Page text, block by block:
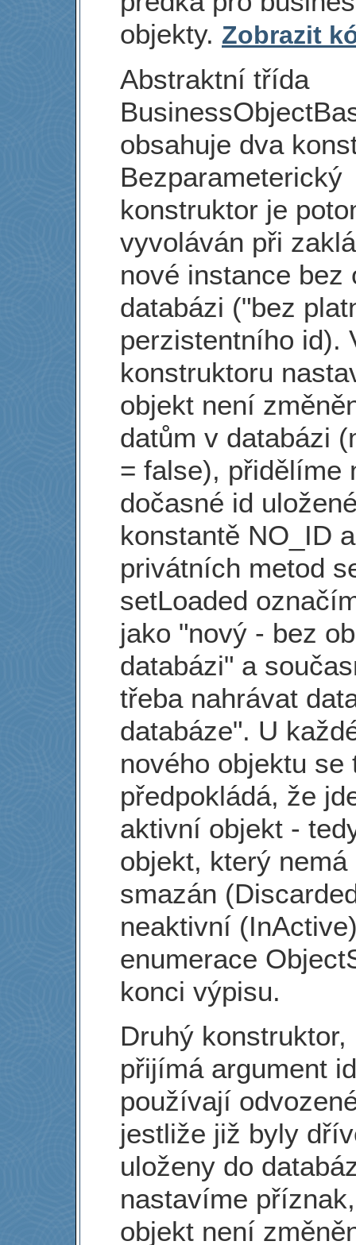
objekty. Zobrazit
Abstraktní třída
obsahuje dva
Bezparameterický
konstruktor je
vyvoláván při
nové instance bez
databázi ("bez
perzistentního id).
konstruktoru
objekt není
datům v databázi
= false), přidělíme
dočasné id
konstantě NO_ID
privátních metod
setLoaded
jako "nový - bez
databázi" a
třeba nahrávat
databáze". U
nového objektu se
předpokládá, že
aktivní objekt -
objekt, který
smazán
neaktivní
enumerace
konci výpisu.
Druhý konstruktor,
přijímá argument
používají
jestliže již byly
uloženy do
nastavíme
objekt není